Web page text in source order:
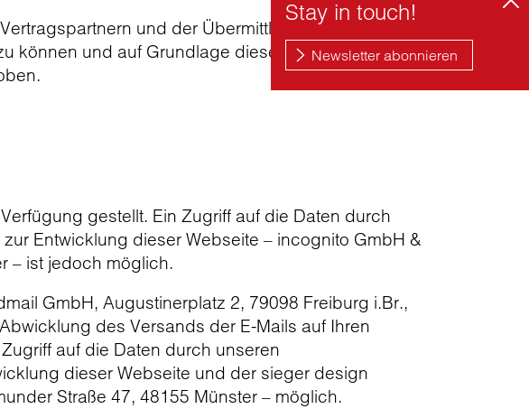
und der Übermittlung von Informationen
können und auf Grundlage dieser Daten die Seite
gestellt. Ein Zugriff auf die Daten durch
Entwicklung dieser Webseite – incognito GmbH &
– ist jedoch möglich.
GmbH, Augustinerplatz 2, 79098 Freiburg i.Br.,
des Versands der E-Mails auf Ihren
auf die Daten durch unseren
dieser Webseite und der sieger design
Straße 47, 48155 Münster – möglich.